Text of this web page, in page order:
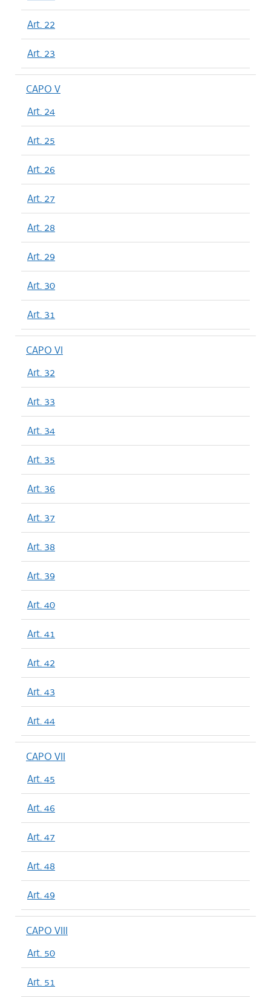
Art. 22
Art. 23
CAPO V
Art. 24
Art. 25
Art. 26
Art. 27
Art. 28
Art. 29
Art. 30
Art. 31
CAPO VI
Art. 32
Art. 33
Art. 34
Art. 35
Art. 36
Art. 37
Art. 38
Art. 39
Art. 40
Art. 41
Art. 42
Art. 43
Art. 44
CAPO VII
Art. 45
Art. 46
Art. 47
Art. 48
Art. 49
CAPO VIII
Art. 50
Art. 51